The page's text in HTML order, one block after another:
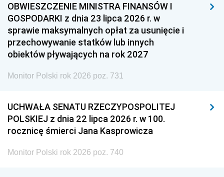
OBWIESZCZENIE MINISTRA FINANSÓW I
GOSPODARKI z dnia 23 lipca 2026 r. w
sprawie maksymalnych opłat za usunięcie i
przechowywanie statków lub innych
obiektów pływających na rok 2027
Monitor Polski rok 2026 poz. 731
UCHWAŁA SENATU RZECZYPOSPOLITEJ
POLSKIEJ z dnia 22 lipca 2026 r. w 100.
rocznicę śmierci Jana Kasprowicza
Monitor Polski rok 2026 poz. 740